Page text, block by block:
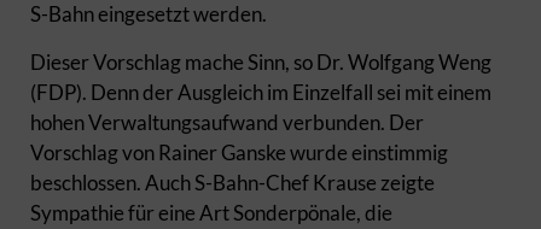
S-Bahn eingesetzt werden.
Dieser Vorschlag mache Sinn, so Dr. Wolfgang Weng
(FDP). Denn der Ausgleich im Einzelfall sei mit einem
hohen Verwaltungsaufwand verbunden. Der
Vorschlag von Rainer Ganske wurde einstimmig
beschlossen. Auch S-Bahn-Chef Krause zeigte
Sympathie für eine Art Sonderpönale, die